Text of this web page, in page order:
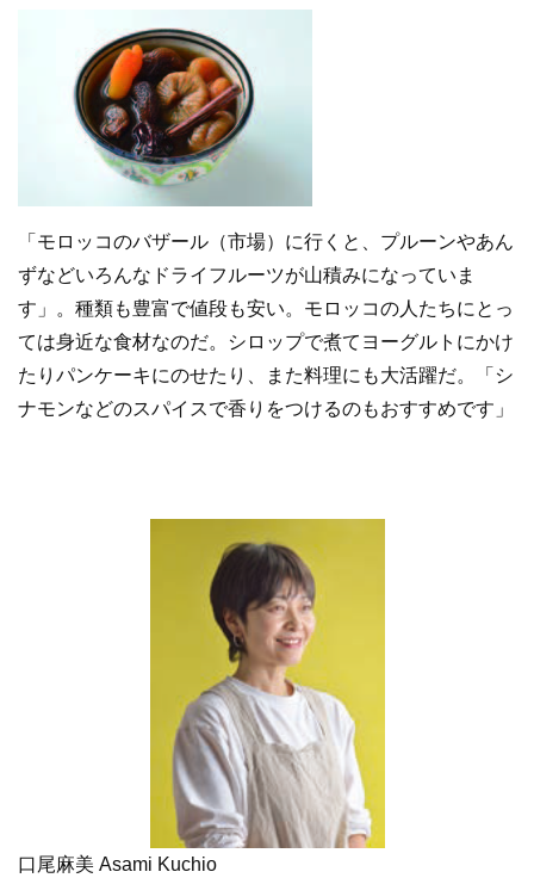
「モロッコのバザール（市場）に行くと、プルーンやあん
ずなどいろんなドライフルーツが山積みになっていま
す」。種類も豊富で値段も安い。モロッコの人たちにとっ
ては身近な食材なのだ。シロップで煮てヨーグルトにかけ
たりパンケーキにのせたり、また料理にも大活躍だ。「シ
ナモンなどのスパイスで香りをつけるのもおすすめです」
口尾麻美 Asami Kuchio